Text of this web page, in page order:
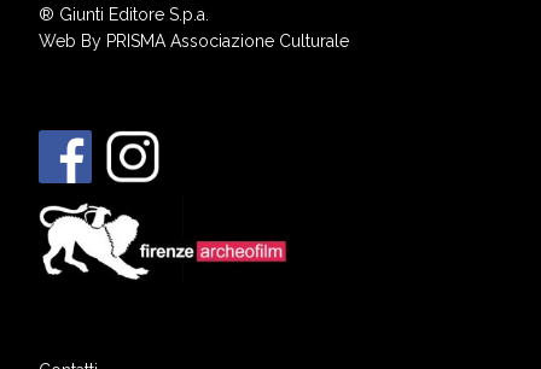
® Giunti Editore S.p.a.
Web By PRISMA Associazione Culturale